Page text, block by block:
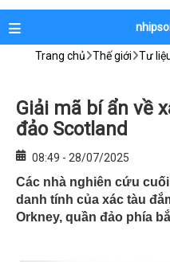
Trang chủ Thế giới Tư
Giải mã bí ẩn về
đảo Scotland
08:49 - 28/07/2025
Các nhà nghiên cứu
danh tính của xác tàu
Orkney, quần đảo phía